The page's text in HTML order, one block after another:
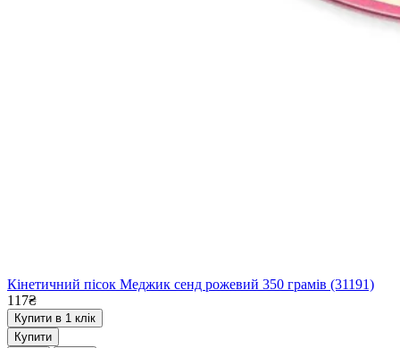
Кінетичний пісок Меджик сенд рожевий 350 грамів (31191)
117₴
Купити в 1 клік
Купити